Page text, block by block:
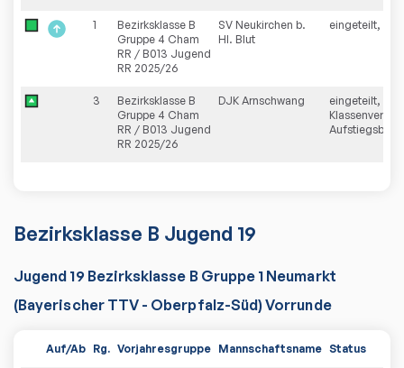
1
Bezirksklasse B
Gruppe 4 Cham
RR / B013 Jugend
RR 2025/26
SV Neukirchen b.
Hl. Blut
eingeteilt,
3
Bezirksklasse B
Gruppe 4 Cham
RR / B013 Jugend
RR 2025/26
DJK Arnschwang
eingeteilt,
Bezirksklasse B Jugend 19
Jugend 19 Bezirksklasse B Gruppe 1 Neumarkt
(Bayerischer TTV - Oberpfalz-Süd) Vorrunde
Auf/Ab Rg. Vorjahresgruppe Mannschaftsname Status